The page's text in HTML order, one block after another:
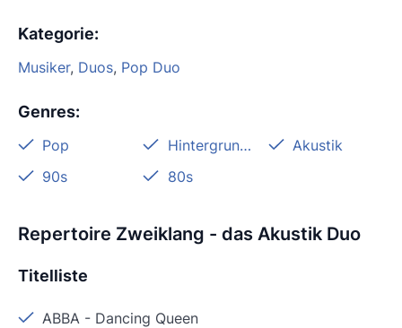
Kategorie:
Musiker, Duos, Pop Duo
Genres:
Pop Hintergrundmusik
Akustik
90s
80s
Repertoire Zweiklang - das Akustik Duo
Titelliste
ABBA - Dancing Queen